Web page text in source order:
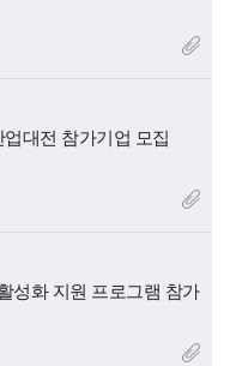
대전 참가기업 모집
성화 지원 프로그램 참가